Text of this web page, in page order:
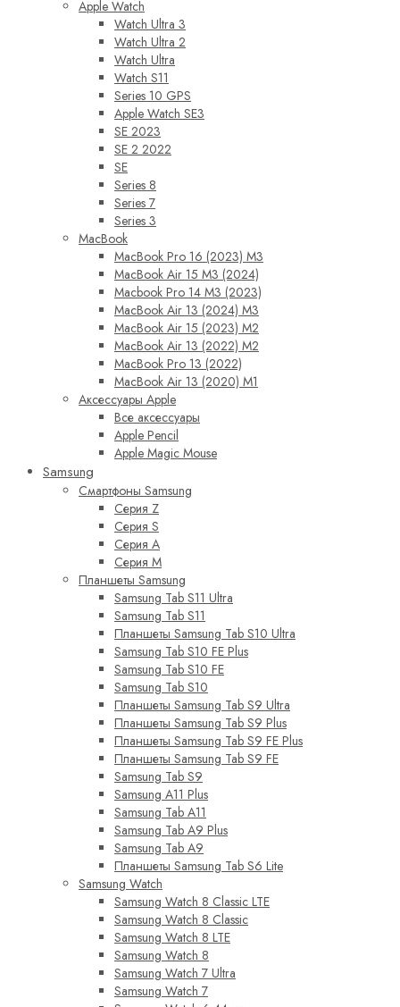
Apple Watch
Watch Ultra 3
Watch Ultra 2
Watch Ultra
Watch S11
Series 10 GPS
Apple Watch SE3
SE 2023
SE 2 2022
SE
Series 8
Series 7
Series 3
MacBook
MacBook Pro 16 (2023) M3
MacBook Air 15 M3 (2024)
Macbook Pro 14 M3 (2023)
MacBook Air 13 (2024) M3
MacBook Air 15 (2023) M2
MacBook Air 13 (2022) M2
MacBook Pro 13 (2022)
MacBook Air 13 (2020) M1
Аксессуары Apple
Все аксессуары
Apple Pencil
Apple Magic Mouse
Samsung
Смартфоны Samsung
Серия Z
Серия S
Серия A
Серия M
Планшеты Samsung
Samsung Tab S11 Ultra
Samsung Tab S11
Планшеты Samsung Tab S10 Ultra
Samsung Tab S10 FE Plus
Samsung Tab S10 FE
Samsung Tab S10
Планшеты Samsung Tab S9 Ultra
Планшеты Samsung Tab S9 Plus
Планшеты Samsung Tab S9 FE Plus
Планшеты Samsung Tab S9 FE
Samsung Tab S9
Samsung A11 Plus
Samsung Tab A11
Samsung Tab A9 Plus
Samsung Tab A9
Планшеты Samsung Tab S6 Lite
Samsung Watch
Samsung Watch 8 Classic LTE
Samsung Watch 8 Classic
Samsung Watch 8 LTE
Samsung Watch 8
Samsung Watch 7 Ultra
Samsung Watch 7